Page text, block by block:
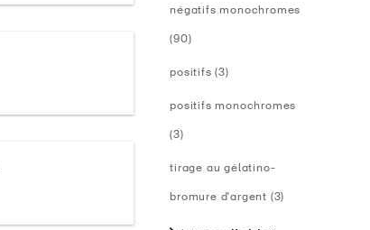
négatifs monochromes
(90)
positifs (3)
positifs monochromes
(3)
tirage au gélatino-
bromure d'argent (3)